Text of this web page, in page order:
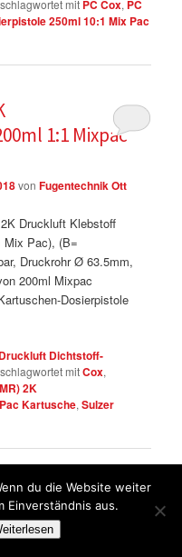
mit PC Cox, PC
250ml 10:1 Mix Pac
1:1 Mixpac
vonFugentechnik Ott
Druckluft Klebstoff
Mix Pac), (B=
Druckrohr Ø 63.5mm,
200ml Mixpac
Dosierpistole
Dichtstoff-
mitCox,
2K
Kartusche,Sulzer
2018von
du die Website weiter
Einverständnis aus.